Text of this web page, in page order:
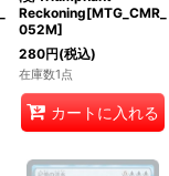
Reckoning[MTG_CMR_
052M]
280円(税込)
在庫数1点
カートに入れる